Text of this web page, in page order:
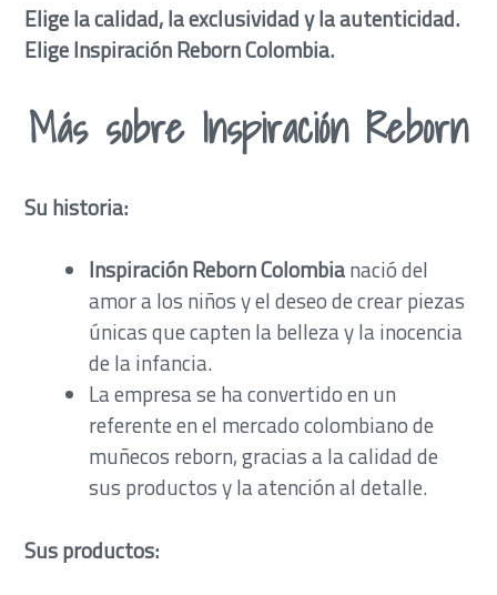
Elige la calidad, la exclusividad y la autenticidad.
Elige Inspiración Reborn Colombia.
Más sobre Inspiración Reborn
Su historia:
Inspiración Reborn Colombianació del
amor a los niños y el deseo de crear piezas
únicas que capten la belleza y la inocencia
de la infancia.
La empresa se ha convertido en un
referente en el mercado colombiano de
muñecos reborn, gracias a la calidad de
sus productos y la atención al detalle.
Sus productos: